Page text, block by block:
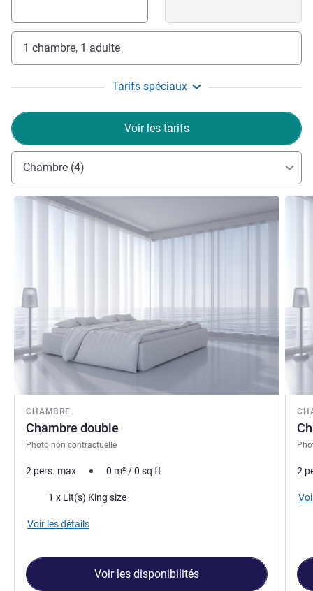
1 chambre, 1 adulte
Tarifs spéciaux
Voir les tarifs
Chambre (4)
CHAMBRE
Chambre double
Photo non contractuelle
Voir les détails
2 pers. max 0 m²/0 sq ft
Literie1 x Lit(s) King size
Voir les détails
Voir les disponibilités
Voir
2